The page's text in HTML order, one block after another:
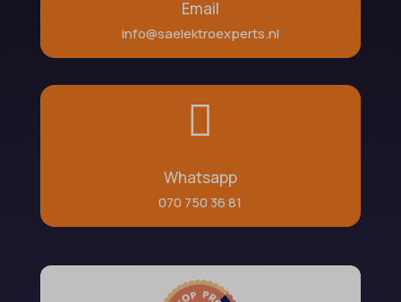
Email
info@saelektroexperts.nl

Whatsapp
070 750 36 81